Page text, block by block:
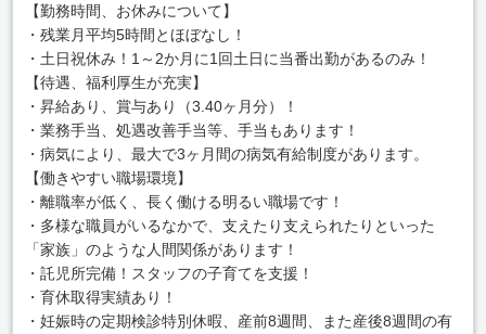
【勤務時間、お休みについて】
・残業月平均5時間とほぼなし！
・土日祝休み！1～2か月に1回土日に当番出勤があるのみ！
【待遇、福利厚生が充実】
・昇給あり、賞与あり（3.40ヶ月分）！
・業務手当、処遇改善手当等、手当もあります！
・病気により、最大で3ヶ月間の病気有給制度があります。
【働きやすい職場環境】
・離職率が低く、長く働ける明るい職場です！
・多様な職員がいるなかで、支えたり支えられたりといった
「家族」のような人間関係があります！
・託児所完備！スタッフの子育てを支援！
・育休取得実績あり！
・妊娠時の定期検診特別休暇、産前8週間、また産後8週間の有